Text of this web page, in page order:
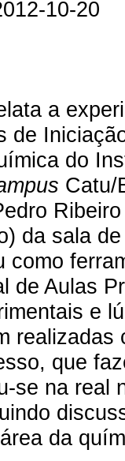
10-20
a
de
do
Catu/
da sala
como
de Aulas
e
que
se na real
da